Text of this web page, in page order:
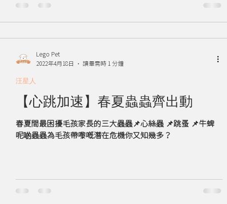
【心跳加速】春夏蟲蟲齊出動
春夏間最困擾毛孩家長的三大蟲蟲📌心絲蟲 📌跳蚤 📌牛蜱
呢啲蟲蟲為毛孩帶嚟嘅潛在危機你又知幾多？
汪星人
Lego Pet
2022年4月18日
讀畢需時 1 分鐘